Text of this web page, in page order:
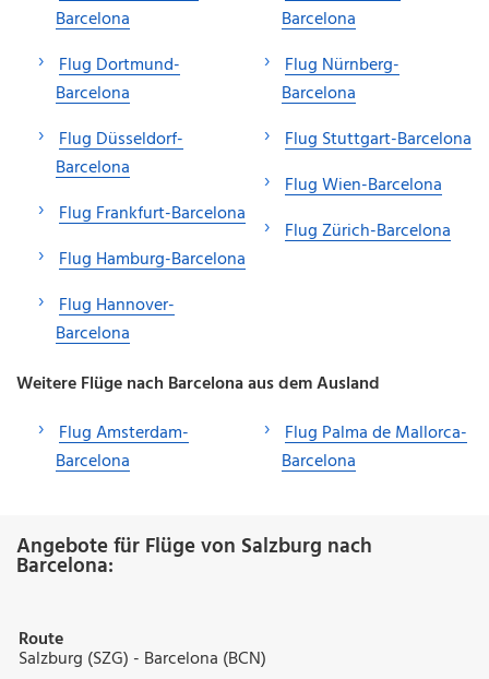
Barcelona
Flug Dortmund-
Barcelona
Flug Düsseldorf-
Barcelona
Flug Frankfurt-Barcelona
Flug Hamburg-Barcelona
Flug Hannover-
Barcelona
Barcelona
Flug Nürnberg-
Barcelona
Flug Stuttgart-Barcelona
Flug Wien-Barcelona
Flug Zürich-Barcelona
Weitere Flüge nach Barcelona aus dem Ausland
Flug Amsterdam-
Barcelona
Flug Palma de Mallorca-
Barcelona
Angebote für Flüge von Salzburg nach
Barcelona:
Route
Salzburg (SZG) - Barcelona (BCN)